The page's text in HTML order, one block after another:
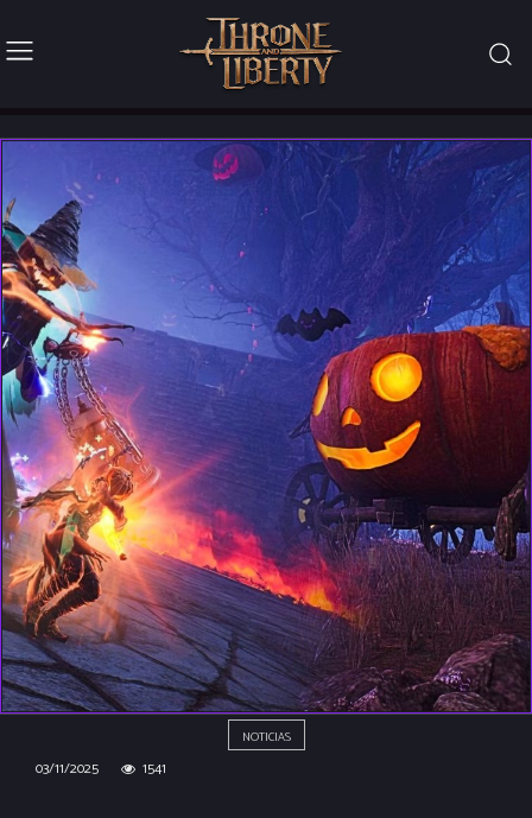
NOTICIAS
03/11/2025 1541